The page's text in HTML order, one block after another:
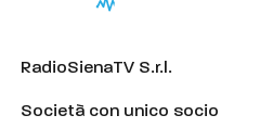
RadioSienaTV S.r.l.
Società con unico socio